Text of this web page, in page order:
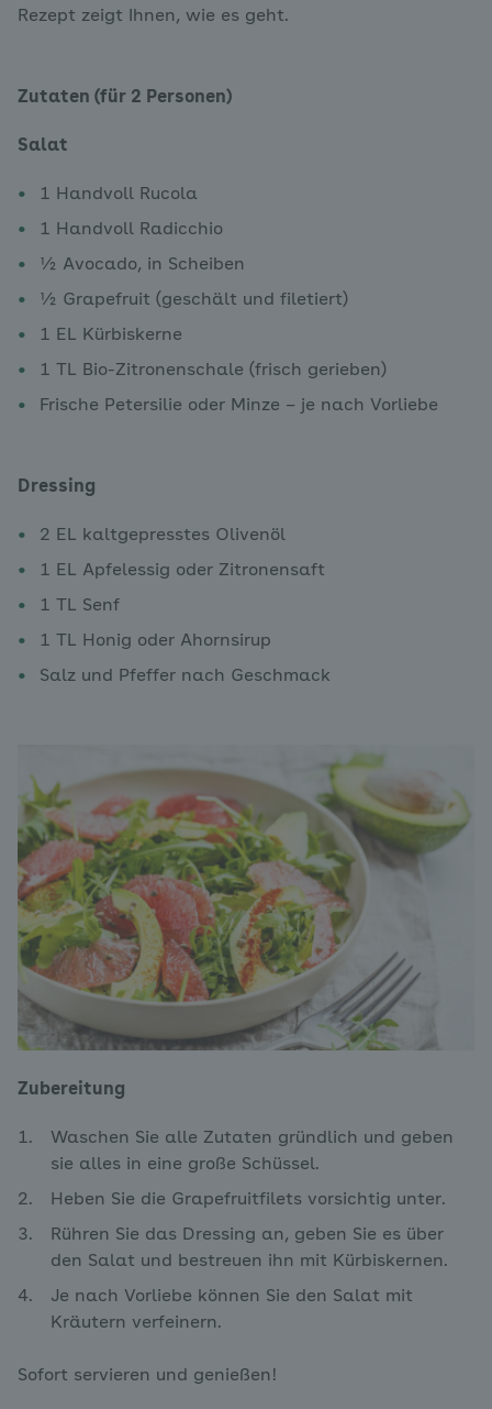
Rezept zeigt Ihnen, wie es geht.
Zutaten (für 2 Personen)
Salat
1 Handvoll Rucola
1 Handvoll Radicchio
½ Avocado, in Scheiben
½ Grapefruit (geschält und filetiert)
1 EL Kürbiskerne
1 TL Bio-Zitronenschale (frisch gerieben)
Frische Petersilie oder Minze – je nach Vorliebe
Dressing
2 EL kaltgepresstes Olivenöl
1 EL Apfelessig oder Zitronensaft
1 TL Senf
1 TL Honig oder Ahornsirup
Salz und Pfeffer nach Geschmack
Zubereitung
Waschen Sie alle Zutaten gründlich und geben
sie alles in eine große Schüssel.
Heben Sie die Grapefruitfilets vorsichtig unter.
Rühren Sie das Dressing an, geben Sie es über
den Salat und bestreuen ihn mit Kürbiskernen.
Je nach Vorliebe können Sie den Salat mit
Kräutern verfeinern.
Sofort servieren und genießen!